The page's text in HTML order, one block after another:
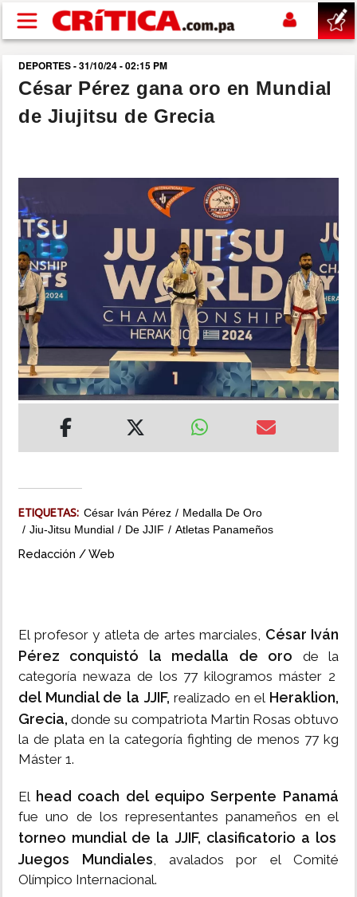
Pasar al contenido principal
buscar
SUCESOS
POLÍTICA
SHOW
DEPORTES
MUNDO
INSÓLITAS
MULTIMEDIA
DEPORTES - 31/10/24 - 02:15 PM
César Pérez gana oro en Mundial
de Jiujitsu de Grecia
ETIQUETAS: César Iván Pérez
Medalla De Oro
Jiu-Jitsu Mundial
De JJIF Atletas Panameños
Redacción / Web
El profesor y atleta de artes marciales, César Iván
Pérez conquistó la medalla de oro de la
categoría newaza de los 77 kilogramos máster 2
del Mundial de la JJIF, realizado en el Heraklion,
Grecia,donde su compatriota Martin Rosas obtuvo
la de plata en la categoría fighting de menos 77 kg
Máster 1.
El head coach del equipo Serpente Panamá
fue uno de los representantes panameños en el
torneo mundial de la JJIF, clasificatorio a los
Juegos Mundiales, avalados por el Comité
Olímpico Internacional.